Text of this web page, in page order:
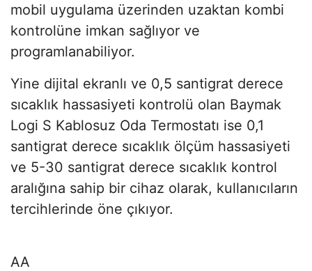
mobil uygulama üzerinden uzaktan kombi
kontrolüne imkan sağlıyor ve
programlanabiliyor.
Yine dijital ekranlı ve 0,5 santigrat derece
sıcaklık hassasiyeti kontrolü olan Baymak
Logi S Kablosuz Oda Termostatı ise 0,1
santigrat derece sıcaklık ölçüm hassasiyeti
ve 5-30 santigrat derece sıcaklık kontrol
aralığına sahip bir cihaz olarak, kullanıcıların
tercihlerinde öne çıkıyor.
AA